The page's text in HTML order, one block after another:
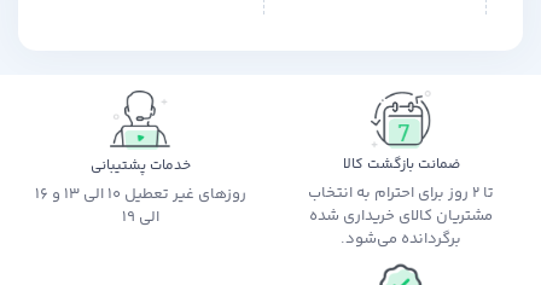
ضمانت بازگشت کالا
تا 2 روز برای احترام به انتخاب
مشتریان کالای خریداری شده
برگردانده می‌شود.
خدمات پشتیبانی
روزهای غیر تعطیل 10 الی 13 و 16
الی 19